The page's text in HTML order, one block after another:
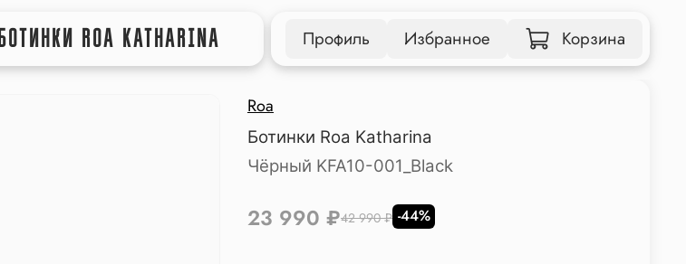
БОТИНКИ ROA KATHARINA Профиль Избранное Корзина
Roa
Ботинки Roa Katharina
Чёрный KFA10-001_Black
23 990 ₽42 990 ₽ -44%